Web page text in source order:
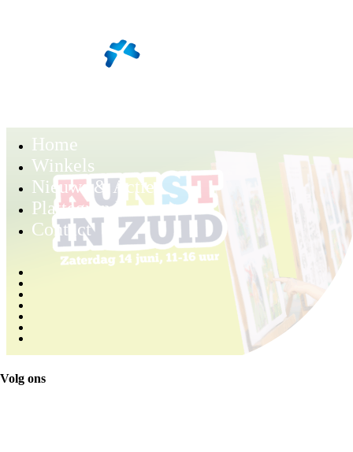
Home
Winkels
Nieuws & Acties
Plattegrond
Contact
Volg ons